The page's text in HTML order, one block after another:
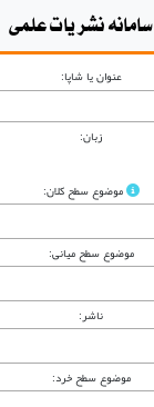
سامانه نشریات علمی
عنوان یا شاپا:
زبان:
موضوع سطح کلان:
موضوع سطح میانی:
ناشر:
موضوع سطح خرد: